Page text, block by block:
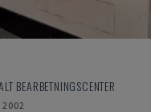
BEARBETNINGSCENTER
2002